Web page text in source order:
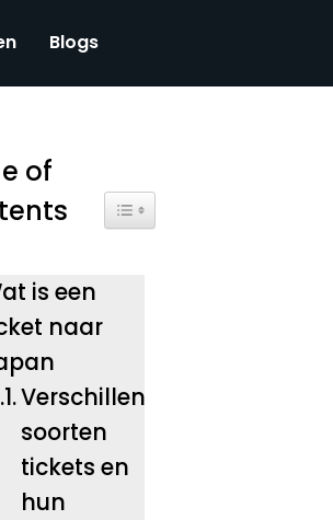
Blogs
of
Toggle Table of Content
is een
naar
Verschillende
soorten
tickets en
hun